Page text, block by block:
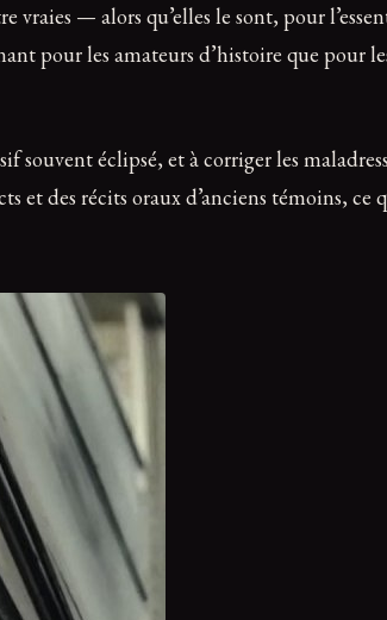
— alors qu’elles le sont, pour
pour les amateurs d’histoire que pour
éclipsé, et à corriger les
et des récits oraux d’anciens témoins, ce